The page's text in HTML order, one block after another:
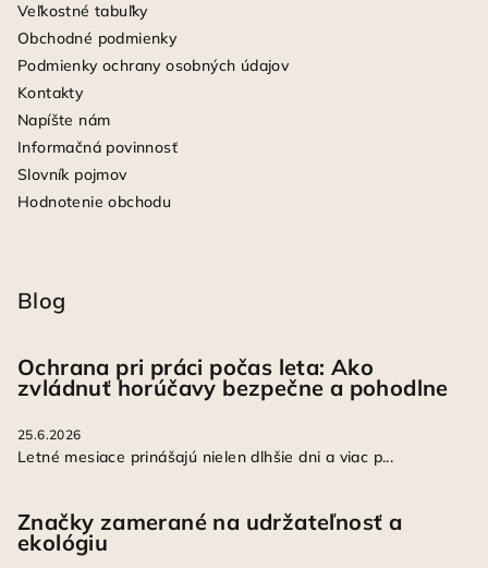
Veľkostné tabuľky
Obchodné podmienky
Podmienky ochrany osobných údajov
Kontakty
Napíšte nám
Informačná povinnosť
Slovník pojmov
Hodnotenie obchodu
Blog
Ochrana pri práci počas leta: Ako
zvládnuť horúčavy bezpečne a pohodlne
25.6.2026
Letné mesiace prinášajú nielen dlhšie dni a viac p...
Značky zamerané na udržateľnosť a
ekológiu